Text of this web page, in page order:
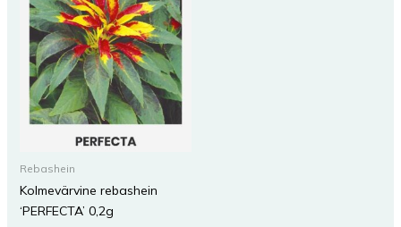
Rebashein
Kolmevärvine rebashein
‘PERFECTA’ 0,2g